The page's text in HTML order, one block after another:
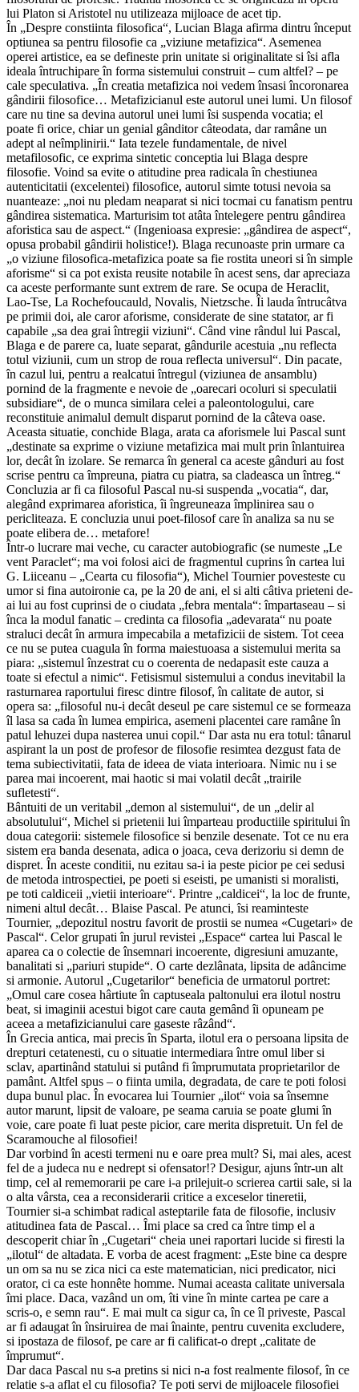
lui Platon si Aristotel nu utilizeaza mijloace de acet tip.
În „Despre constiinta filosofica“, Lucian Blaga afirma dintru început
optiunea sa pentru filosofie ca „viziune metafizica“. Asemenea
operei artistice, ea se defineste prin unitate si originalitate si îsi afla
ideala întruchipare în forma sistemului construit – cum altfel? – pe
cale speculativa. „În creatia metafizica noi vedem însasi încoronarea
gândirii filosofice… Metafizicianul este autorul unei lumi. Un filosof
care nu tine sa devina autorul unei lumi îsi suspenda vocatia; el
poate fi orice, chiar un genial gânditor câteodata, dar ramâne un
adept al neîmplinirii.“ Iata tezele fundamentale, de nivel
metafilosofic, ce exprima sintetic conceptia lui Blaga despre
filosofie. Voind sa evite o atitudine prea radicala în chestiunea
autenticitatii (excelentei) filosofice, autorul simte totusi nevoia sa
nuanteaze: „noi nu pledam neaparat si nici tocmai cu fanatism pentru
gândirea sistematica. Marturisim tot atâta întelegere pentru gândirea
aforistica sau de aspect.“ (Ingenioasa expresie: „gândirea de aspect“,
opusa probabil gândirii holistice!). Blaga recunoaste prin urmare ca
„o viziune filosofica-metafizica poate sa fie rostita uneori si în simple
aforisme“ si ca pot exista reusite notabile în acest sens, dar apreciaza
ca aceste performante sunt extrem de rare. Se ocupa de Heraclit,
Lao-Tse, La Rochefoucauld, Novalis, Nietzsche. Îi lauda întrucâtva
pe primii doi, ale caror aforisme, considerate de sine statator, ar fi
capabile „sa dea grai întregii viziuni“. Când vine rândul lui Pascal,
Blaga e de parere ca, luate separat, gândurile acestuia „nu reflecta
totul viziunii, cum un strop de roua reflecta universul“. Din pacate,
în cazul lui, pentru a realcatui întregul (viziunea de ansamblu)
pornind de la fragmente e nevoie de „oarecari ocoluri si speculatii
subsidiare“, de o munca similara celei a paleontologului, care
reconstituie animalul demult disparut pornind de la câteva oase.
Aceasta situatie, conchide Blaga, arata ca aforismele lui Pascal sunt
„destinate sa exprime o viziune metafizica mai mult prin înlantuirea
lor, decât în izolare. Se remarca în general ca aceste gânduri au fost
scrise pentru ca împreuna, piatra cu piatra, sa cladeasca un întreg.“
Concluzia ar fi ca filosoful Pascal nu-si suspenda „vocatia“, dar,
alegând exprimarea aforistica, îi îngreuneaza împlinirea sau o
pericliteaza. E concluzia unui poet-filosof care în analiza sa nu se
poate elibera de… metafore!
Într-o lucrare mai veche, cu caracter autobiografic (se numeste „Le
vent Paraclet“; ma voi folosi aici de fragmentul cuprins în cartea lui
G. Liiceanu – „Cearta cu filosofia“), Michel Tournier povesteste cu
umor si fina autoironie ca, pe la 20 de ani, el si alti câtiva prieteni de-
ai lui au fost cuprinsi de o ciudata „febra mentala“: împartaseau – si
înca la modul fanatic – credinta ca filosofia „adevarata“ nu poate
straluci decât în armura impecabila a metafizicii de sistem. Tot ceea
ce nu se putea cuagula în forma maiestuoasa a sistemului merita sa
piara: „sistemul înzestrat cu o coerenta de nedapasit este cauza a
toate si efectul a nimic“. Fetisismul sistemului a condus inevitabil la
rasturnarea raportului firesc dintre filosof, în calitate de autor, si
opera sa: „filosoful nu-i decât deseul pe care sistemul ce se formeaza
îl lasa sa cada în lumea empirica, asemeni placentei care ramâne în
patul lehuzei dupa nasterea unui copil.“ Dar asta nu era totul: tânarul
aspirant la un post de profesor de filosofie resimtea dezgust fata de
tema subiectivitatii, fata de ideea de viata interioara. Nimic nu i se
parea mai incoerent, mai haotic si mai volatil decât „trairile
sufletesti“.
Bântuiti de un veritabil „demon al sistemului“, de un „delir al
absolutului“, Michel si prietenii lui împarteau productiile spiritului în
doua categorii: sistemele filosofice si benzile desenate. Tot ce nu era
sistem era banda desenata, adica o joaca, ceva derizoriu si demn de
dispret. În aceste conditii, nu ezitau sa-i ia peste picior pe cei sedusi
de metoda introspectiei, pe poeti si eseisti, pe umanisti si moralisti,
pe toti caldiceii „vietii interioare“. Printre „caldicei“, la loc de frunte,
nimeni altul decât… Blaise Pascal. Pe atunci, îsi reaminteste
Tournier, „depozitul nostru favorit de prostii se numea «Cugetari» de
Pascal“. Celor grupati în jurul revistei „Espace“ cartea lui Pascal le
aparea ca o colectie de însemnari incoerente, digresiuni amuzante,
banalitati si „pariuri stupide“. O carte dezlânata, lipsita de adâncime
si armonie. Autorul „Cugetarilor“ beneficia de urmatorul portret:
„Omul care cosea hârtiute în captuseala paltonului era ilotul nostru
beat, si imaginii acestui bigot care cauta gemând îi opuneam pe
aceea a metafizicianului care gaseste râzând“.
În Grecia antica, mai precis în Sparta, ilotul era o persoana lipsita de
drepturi cetatenesti, cu o situatie intermediara între omul liber si
sclav, apartinând statului si putând fi împrumutata proprietarilor de
pamânt. Altfel spus – o fiinta umila, degradata, de care te poti folosi
dupa bunul plac. În evocarea lui Tournier „ilot“ voia sa însemne
autor marunt, lipsit de valoare, pe seama caruia se poate glumi în
voie, care poate fi luat peste picior, care merita dispretuit. Un fel de
Scaramouche al filosofiei!
Dar vorbind în acesti termeni nu e oare prea mult? Si, mai ales, acest
fel de a judeca nu e nedrept si ofensator!? Desigur, ajuns într-un alt
timp, cel al rememorarii pe care i-a prilejuit-o scrierea cartii sale, si la
o alta vârsta, cea a reconsiderarii critice a exceselor tineretii,
Tournier si-a schimbat radical asteptarile fata de filosofie, inclusiv
atitudinea fata de Pascal… Îmi place sa cred ca între timp el a
descoperit chiar în „Cugetari“ cheia unei raportari lucide si firesti la
„ilotul“ de altadata. E vorba de acest fragment: „Este bine ca despre
un om sa nu se zica nici ca este matematician, nici predicator, nici
orator, ci ca este honnête homme. Numai aceasta calitate universala
îmi place. Daca, vazând un om, îti vine în minte cartea pe care a
scris-o, e semn rau“. E mai mult ca sigur ca, în ce îl priveste, Pascal
ar fi adaugat în însiruirea de mai înainte, pentru cuvenita excludere,
si ipostaza de filosof, pe care ar fi calificat-o drept „calitate de
împrumut“.
Dar daca Pascal nu s-a pretins si nici n-a fost realmente filosof, în ce
relatie s-a aflat el cu filosofia? Te poti servi de mijloacele filosofiei